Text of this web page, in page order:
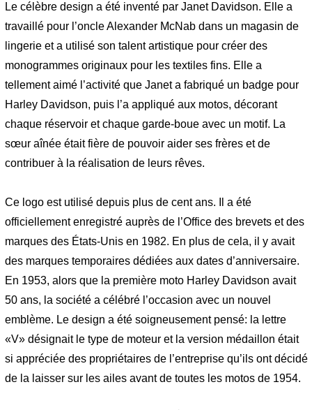
Le célèbre design a été inventé par Janet Davidson. Elle a
travaillé pour l’oncle Alexander McNab dans un magasin de
lingerie et a utilisé son talent artistique pour créer des
monogrammes originaux pour les textiles fins. Elle a
tellement aimé l’activité que Janet a fabriqué un badge pour
Harley Davidson, puis l’a appliqué aux motos, décorant
chaque réservoir et chaque garde-boue avec un motif. La
sœur aînée était fière de pouvoir aider ses frères et de
contribuer à la réalisation de leurs rêves.
Ce logo est utilisé depuis plus de cent ans. Il a été
officiellement enregistré auprès de l’Office des brevets et des
marques des États-Unis en 1982. En plus de cela, il y avait
des marques temporaires dédiées aux dates d’anniversaire.
En 1953, alors que la première moto Harley Davidson avait
50 ans, la société a célébré l’occasion avec un nouvel
emblème. Le design a été soigneusement pensé: la lettre
«V» désignait le type de moteur et la version médaillon était
si appréciée des propriétaires de l’entreprise qu’ils ont décidé
de la laisser sur les ailes avant de toutes les motos de 1954.